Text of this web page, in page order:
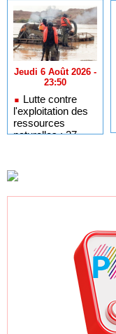
Jeudi 6 Août 2026 -
23:50
Lutte contre
l'exploitation des
ressources
naturelles : 27